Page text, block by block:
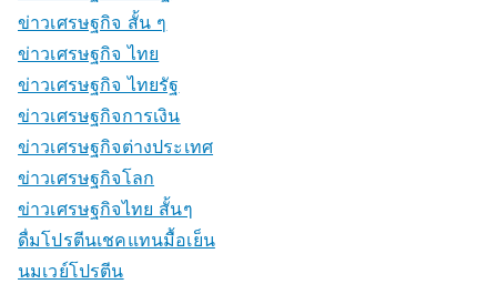
ข่าวเศรษฐกิจ สั้น ๆ
ข่าวเศรษฐกิจ ไทย
ข่าวเศรษฐกิจ ไทยรัฐ
ข่าวเศรษฐกิจการเงิน
ข่าวเศรษฐกิจต่างประเทศ
ข่าวเศรษฐกิจโลก
ข่าวเศรษฐกิจไทย สั้นๆ
ดื่มโปรตีนเชคแทนมื้อเย็น
นมเวย์โปรตีน